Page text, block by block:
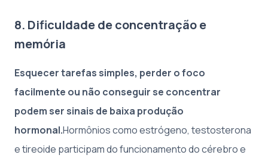
8. Dificuldade de concentração e
memória
Esquecer tarefas simples, perder o foco
facilmente ou não conseguir se concentrar
podem ser sinais de baixa produção
hormonal.Hormônios como estrógeno, testosterona
e tireoide participam do funcionamento do cérebro e